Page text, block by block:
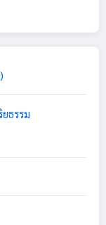
ธรรม